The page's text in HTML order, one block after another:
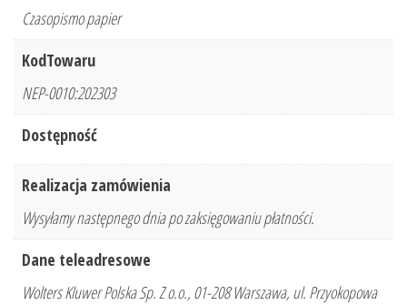
Czasopismo papier
KodTowaru
NEP-0010:202303
Dostępność
Realizacja zamówienia
Wysyłamy następnego dnia po zaksięgowaniu płatności.
Dane teleadresowe
Wolters Kluwer Polska Sp. Z o.o., 01-208 Warszawa, ul. Przyokopowa